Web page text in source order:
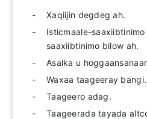
Xaqiijin degdeg ah.
Isticmaale-
saaxiibtinimo bilow ah.
Asalka u
Waxaa taageeray bangi.
Taageero adag.
Taageerada tayada